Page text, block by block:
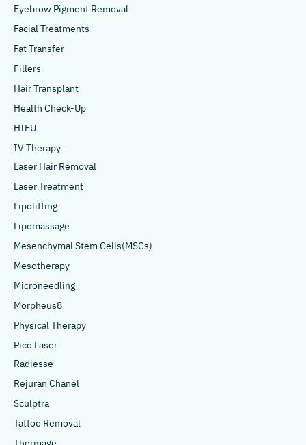
Eyebrow Pigment Removal
Facial Treatments
Fat Transfer
Fillers
Hair Transplant
Health Check-Up
HIFU
IV Therapy
Laser Hair Removal
Laser Treatment
Lipolifting
Lipomassage
Mesenchymal Stem Cells(MSCs)
Mesotherapy
Microneedling
Morpheus8
Physical Therapy
Pico Laser
Radiesse
Rejuran Chanel
Sculptra
Tattoo Removal